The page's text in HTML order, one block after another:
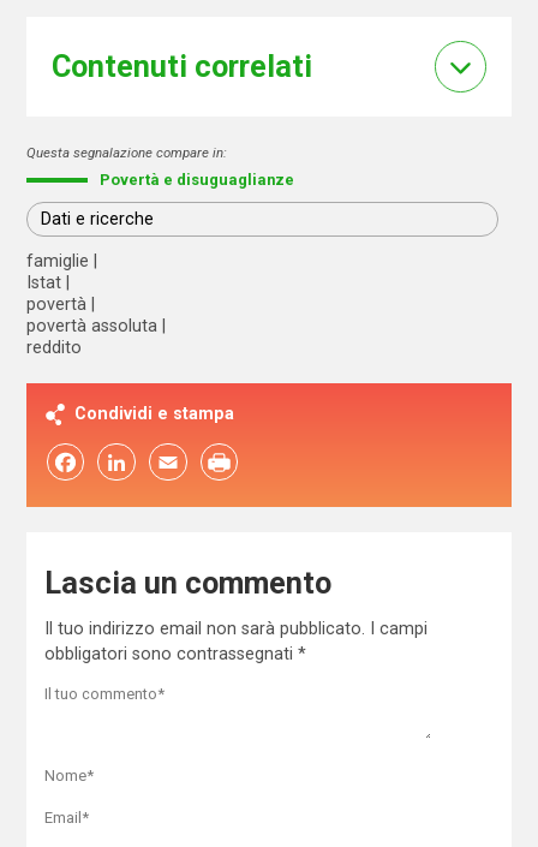
Contenuti correlati
Questa segnalazione compare in:
Povertà e disuguaglianze
Dati e ricerche
famiglie
Istat
povertà
povertà assoluta
reddito
Condividi e stampa
FacebookLinkedIn Email
Lascia un commento
Il tuo indirizzo email non sarà pubblicato.
I campi
obbligatori sono contrassegnati *